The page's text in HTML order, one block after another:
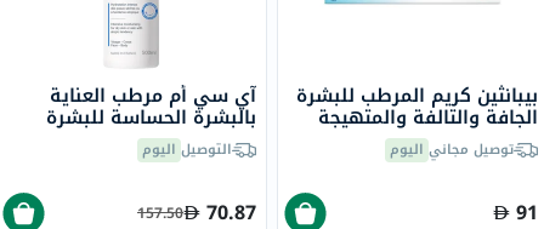
بيبانثين كريم المرطب للبشرة
الجافة والتالفة والمتهيجة
100 جرامتوصيل مجاني اليوم
91
آي سي أم مرطب العناية
بالبشرة الحساسة للبشرة
الجافة والمعرضة لحساسية
الجلد 500 ملالتوصيل اليوم
70.87
157.50